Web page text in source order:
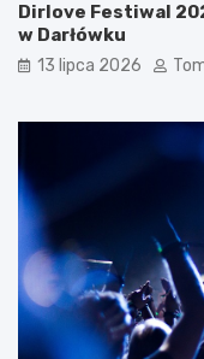
Dirlove Festiwal
w Darłówku
13 lipca 2026